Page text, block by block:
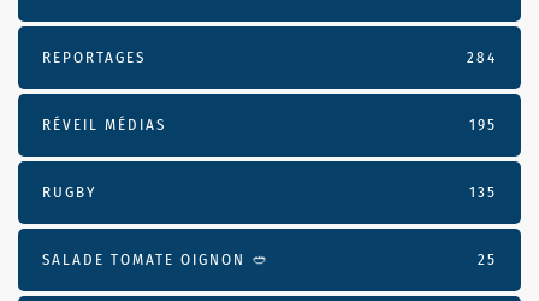
REPORTAGES 284
RÉVEIL MÉDIAS 195
RUGBY 135
SALADE TOMATE OIGNON 🥙 25